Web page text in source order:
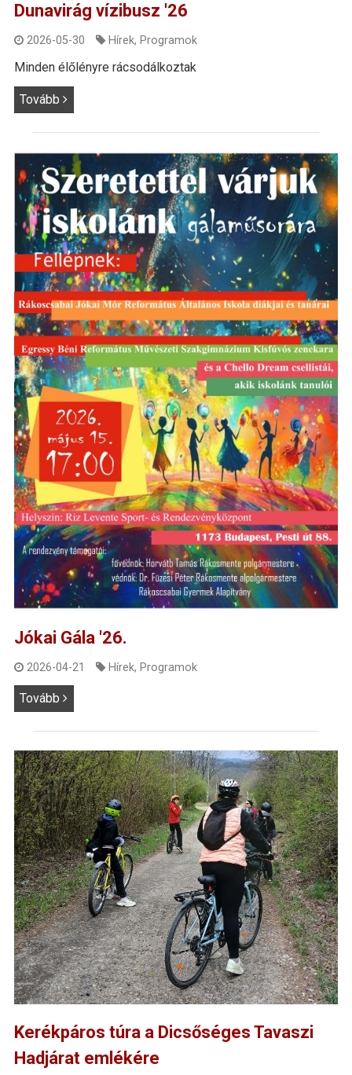
Dunavirág vízibusz '26
2026-05-30 Hírek, Programok
Minden élőlényre rácsodálkoztak
Tovább
Jókai Gála '26.
2026-04-21 Hírek, Programok
Tovább
Kerékpáros túra a Dicsőséges Tavaszi
Hadjárat emlékére